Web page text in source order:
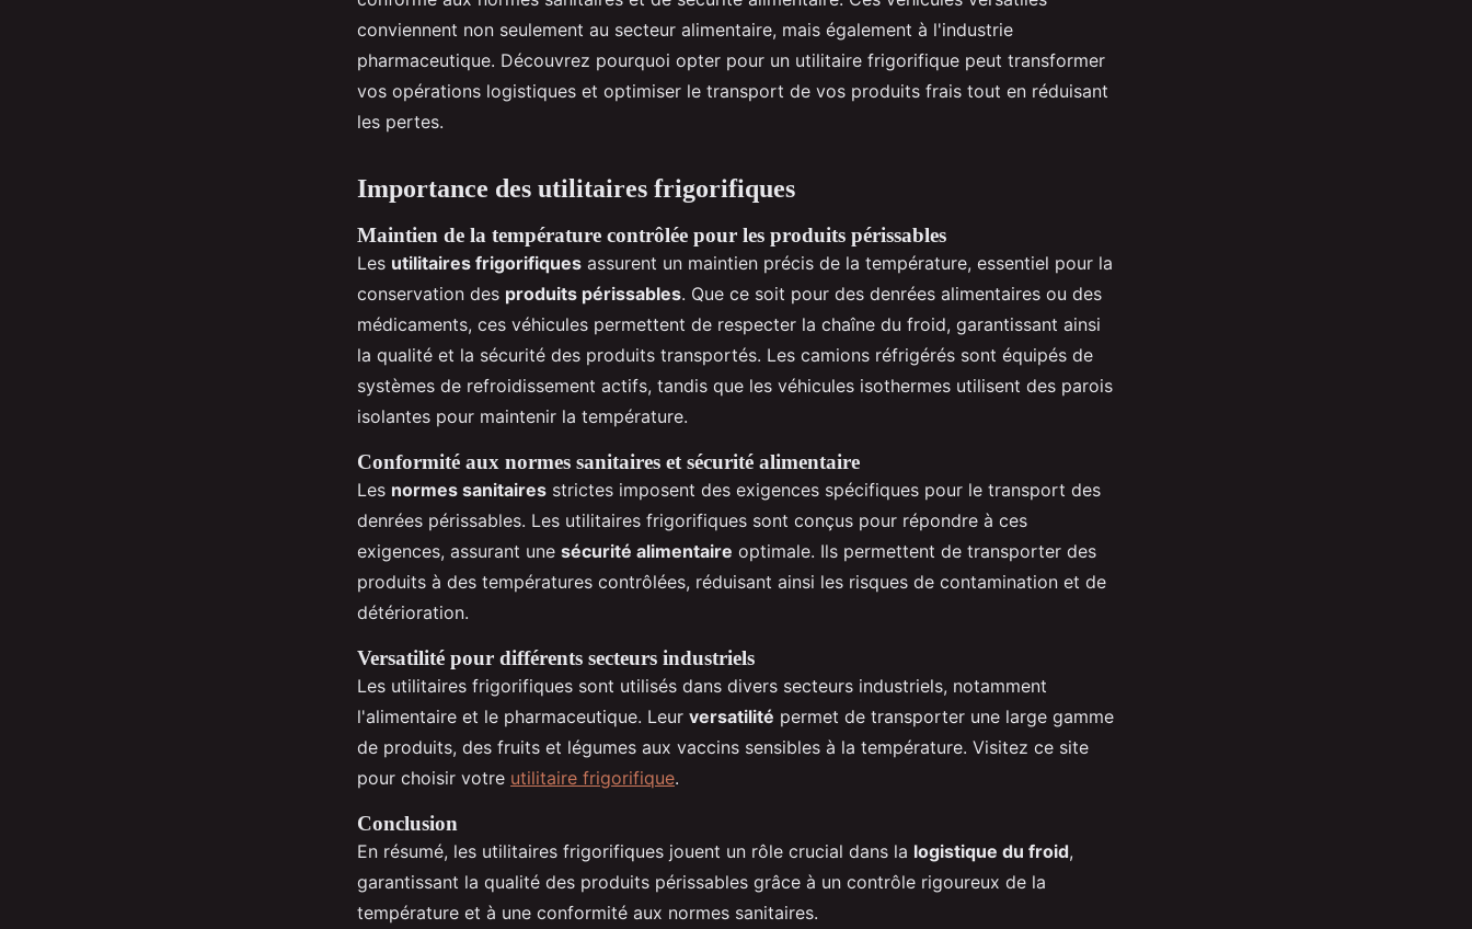
conviennent non seulement au secteur alimentaire, mais également à l'industrie
pharmaceutique. Découvrez pourquoi opter pour un utilitaire frigorifique peut transformer
vos opérations logistiques et optimiser le transport de vos produits frais tout en réduisant
les pertes.
Importance des utilitaires frigorifiques
Maintien de la température contrôlée pour les produits périssables
Les utilitaires frigorifiques assurent un maintien précis de la température, essentiel pour la
conservation des produits périssables. Que ce soit pour des denrées alimentaires ou des
médicaments, ces véhicules permettent de respecter la chaîne du froid, garantissant ainsi
la qualité et la sécurité des produits transportés. Les camions réfrigérés sont équipés de
systèmes de refroidissement actifs, tandis que les véhicules isothermes utilisent des parois
isolantes pour maintenir la température.
Conformité aux normes sanitaires et sécurité alimentaire
Les normes sanitaires strictes imposent des exigences spécifiques pour le transport des
denrées périssables. Les utilitaires frigorifiques sont conçus pour répondre à ces
exigences, assurant une sécurité alimentaire optimale. Ils permettent de transporter des
produits à des températures contrôlées, réduisant ainsi les risques de contamination et de
détérioration.
Versatilité pour différents secteurs industriels
Les utilitaires frigorifiques sont utilisés dans divers secteurs industriels, notamment
l'alimentaire et le pharmaceutique. Leur versatilité permet de transporter une large gamme
de produits, des fruits et légumes aux vaccins sensibles à la température. Visitez ce site
pour choisir votre utilitaire frigorifique.
Conclusion
En résumé, les utilitaires frigorifiques jouent un rôle crucial dans la logistique du froid,
garantissant la qualité des produits périssables grâce à un contrôle rigoureux de la
température et à une conformité aux normes sanitaires.